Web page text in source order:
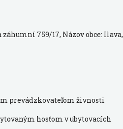
759/17, Názov obce: Ilava,
prevádzkovateľom živnosti
hosťom v ubytovacích